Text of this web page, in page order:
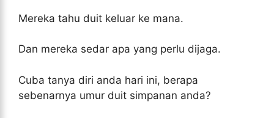
Mereka tahu duit keluar ke mana.
Dan mereka sedar apa yang perlu dijaga.
Cuba tanya diri anda hari ini, berapa
sebenarnya umur duit simpanan anda?